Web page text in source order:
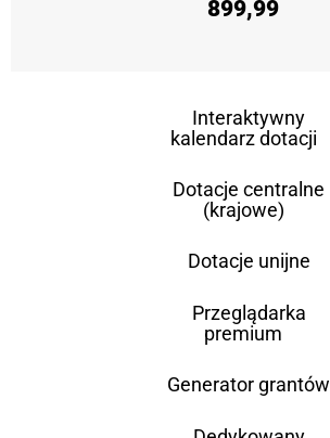
899,99
Interaktywny
kalendarz dotacji
Dotacje centralne
(krajowe)
Dotacje unijne
Przeglądarka
premium
Generator grantów